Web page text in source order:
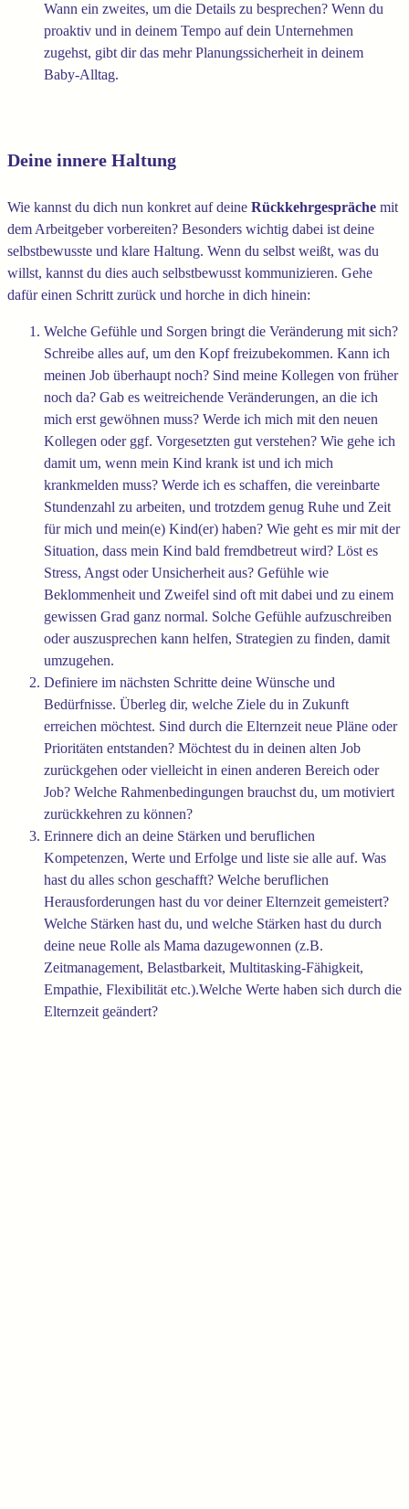
Wann ein zweites, um die Details zu besprechen? Wenn du
proaktiv und in deinem Tempo auf dein Unternehmen
zugehst, gibt dir das mehr Planungssicherheit in deinem
Baby-Alltag.
Deine innere Haltung
Wie kannst du dich nun konkret auf deine Rückkehrgespräche mit
dem Arbeitgeber vorbereiten? Besonders wichtig dabei ist deine
selbstbewusste und klare Haltung. Wenn du selbst weißt, was du
willst, kannst du dies auch selbstbewusst kommunizieren. Gehe
dafür einen Schritt zurück und horche in dich hinein:
Welche Gefühle und Sorgen bringt die Veränderung mit sich?
Schreibe alles auf, um den Kopf freizubekommen. Kann ich
meinen Job überhaupt noch? Sind meine Kollegen von früher
noch da? Gab es weitreichende Veränderungen, an die ich
mich erst gewöhnen muss? Werde ich mich mit den neuen
Kollegen oder ggf. Vorgesetzten gut verstehen? Wie gehe ich
damit um, wenn mein Kind krank ist und ich mich
krankmelden muss? Werde ich es schaffen, die vereinbarte
Stundenzahl zu arbeiten, und trotzdem genug Ruhe und Zeit
für mich und mein(e) Kind(er) haben? Wie geht es mir mit der
Situation, dass mein Kind bald fremdbetreut wird? Löst es
Stress, Angst oder Unsicherheit aus? Gefühle wie
Beklommenheit und Zweifel sind oft mit dabei und zu einem
gewissen Grad ganz normal. Solche Gefühle aufzuschreiben
oder auszusprechen kann helfen, Strategien zu finden, damit
umzugehen.
Definiere im nächsten Schritte deine Wünsche und
Bedürfnisse. Überleg dir, welche Ziele du in Zukunft
erreichen möchtest. Sind durch die Elternzeit neue Pläne oder
Prioritäten entstanden? Möchtest du in deinen alten Job
zurückgehen oder vielleicht in einen anderen Bereich oder
Job? Welche Rahmenbedingungen brauchst du, um motiviert
zurückkehren zu können?
Erinnere dich an deine Stärken und beruflichen
Kompetenzen, Werte und Erfolge und liste sie alle auf. Was
hast du alles schon geschafft? Welche beruflichen
Herausforderungen hast du vor deiner Elternzeit gemeistert?
Welche Stärken hast du, und welche Stärken hast du durch
deine neue Rolle als Mama dazugewonnen (z.B.
Zeitmanagement, Belastbarkeit, Multitasking-Fähigkeit,
Empathie, Flexibilität etc.).Welche Werte haben sich durch die
Elternzeit geändert?